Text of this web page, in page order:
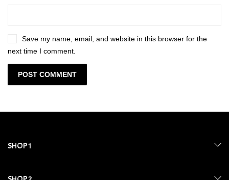
Save my name, email, and website in this browser for the
next time I comment.
SHOP 1